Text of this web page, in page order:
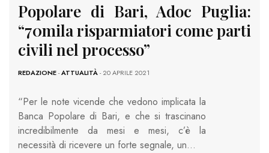
Popolare di Bari, Adoc Puglia:
“70mila risparmiatori come parti
civili nel processo”
REDAZIONE-ATTUALITÀ- 20 APRILE 2021
“Per le note vicende che vedono implicata la
Banca Popolare di Bari, e che si trascinano
incredibilmente da mesi e mesi, c’è la
necessità di ricevere un forte segnale, un…